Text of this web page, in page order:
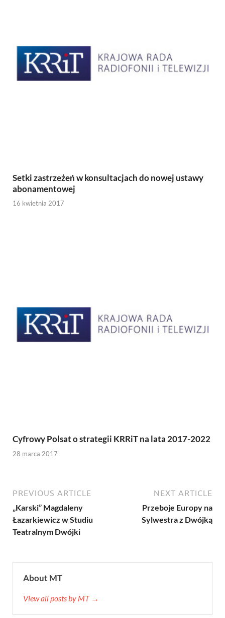
Setki zastrzeżeń w konsultacjach do nowej ustawy
abonamentowej
16 kwietnia 2017
Cyfrowy Polsat o strategii KRRiT na lata 2017-2022
28 marca 2017
PREVIOUS ARTICLE
„Karski” Magdaleny
Łazarkiewicz w Studiu
Teatralnym Dwójki
NEXT ARTICLE
Przeboje Europy na
Sylwestra z Dwójką
About MT
View all posts by MT →